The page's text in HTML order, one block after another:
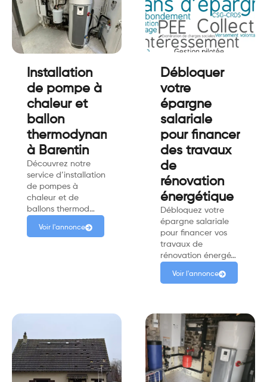
Installation
de pompe à
chaleur et
ballon
thermodynamique
à Barentin
Découvrez notre
service d’installation
de pompes à
chaleur et de
ballons thermod…
Voir l'annonce
Débloquer
votre
épargne
salariale
pour financer
des travaux
de
rénovation
énergétique
Débloquez votre
épargne salariale
pour financer vos
travaux de
rénovation énergé…
Voir l'annonce